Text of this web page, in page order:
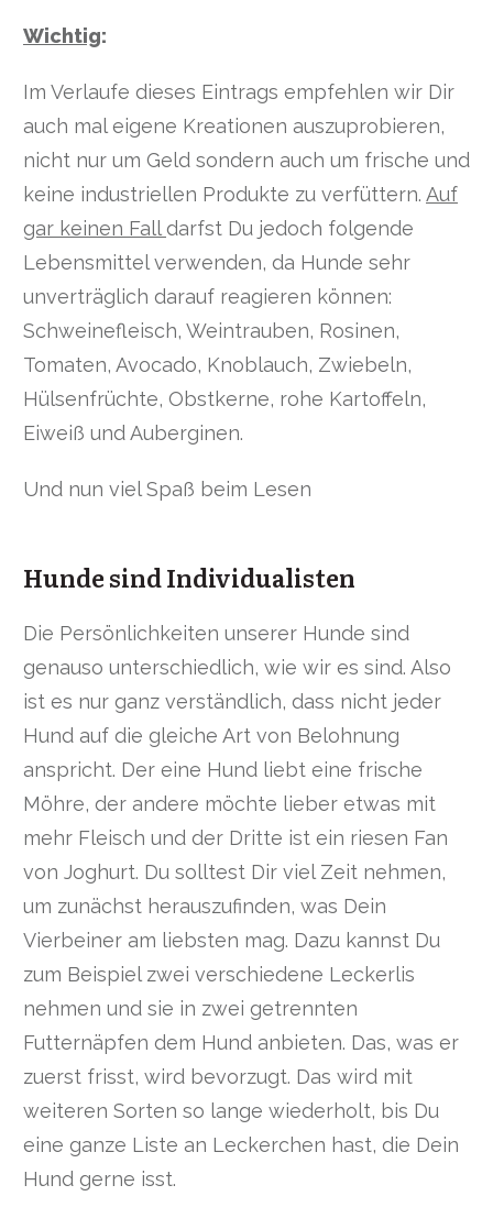
Wichtig:
Im Verlaufe dieses Eintrags empfehlen wir Dir
auch mal eigene Kreationen auszuprobieren,
nicht nur um Geld sondern auch um frische und
keine industriellen Produkte zu verfüttern. Auf
gar keinen Falldarfst Du jedoch folgende
Lebensmittel verwenden, da Hunde sehr
unverträglich darauf reagieren können:
Schweinefleisch, Weintrauben, Rosinen,
Tomaten, Avocado, Knoblauch, Zwiebeln,
Hülsenfrüchte, Obstkerne, rohe Kartoffeln,
Eiweiß und Auberginen.
Und nun viel Spaß beim Lesen
Hunde sind Individualisten
Die Persönlichkeiten unserer Hunde sind
genauso unterschiedlich, wie wir es sind. Also
ist es nur ganz verständlich, dass nicht jeder
Hund auf die gleiche Art von Belohnung
anspricht. Der eine Hund liebt eine frische
Möhre, der andere möchte lieber etwas mit
mehr Fleisch und der Dritte ist ein riesen Fan
von Joghurt. Du solltest Dir viel Zeit nehmen,
um zunächst herauszufinden, was Dein
Vierbeiner am liebsten mag. Dazu kannst Du
zum Beispiel zwei verschiedene Leckerlis
nehmen und sie in zwei getrennten
Futternäpfen dem Hund anbieten. Das, was er
zuerst frisst, wird bevorzugt. Das wird mit
weiteren Sorten so lange wiederholt, bis Du
eine ganze Liste an Leckerchen hast, die Dein
Hund gerne isst.